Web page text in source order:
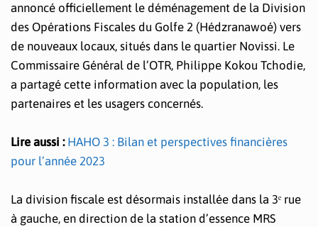
annoncé officiellement le déménagement de la Division
des Opérations Fiscales du Golfe 2 (Hédzranawoé) vers
de nouveaux locaux, situés dans le quartier Novissi. Le
Commissaire Général de l’OTR, Philippe Kokou Tchodie,
a partagé cette information avec la population, les
partenaires et les usagers concernés.
Lire aussi : HAHO 3 : Bilan et perspectives financières
pour l’année 2023
La division fiscale est désormais installée dans la 3ᵉ rue
à gauche, en direction de la station d’essence MRS